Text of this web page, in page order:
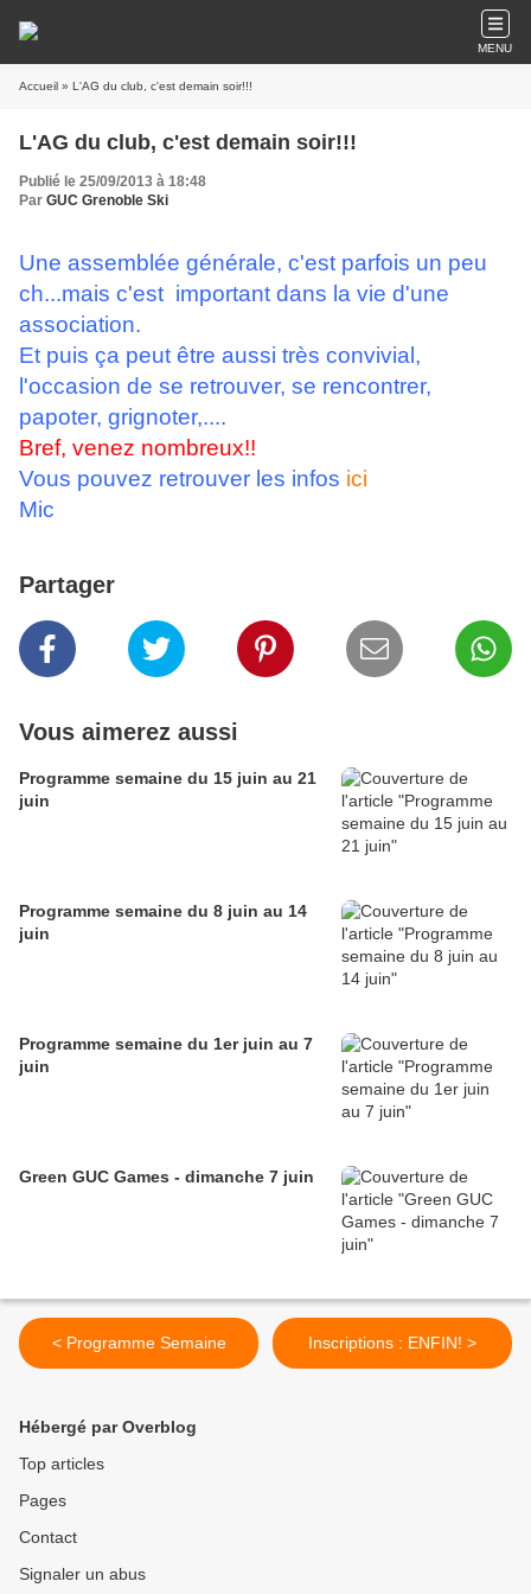
MENU
Accueil » L'AG du club, c'est demain soir!!!
L'AG du club, c'est demain soir!!!
Publié le 25/09/2013 à 18:48
Par GUC Grenoble Ski
Une assemblée générale, c'est parfois un peu
ch...mais c'est important dans la vie d'une
association.
Et puis ça peut être aussi très convivial,
l'occasion de se retrouver, se rencontrer,
papoter, grignoter,....
Bref, venez nombreux!!
Vous pouvez retrouver les infos ici
Mic
Partager
Vous aimerez aussi
Programme semaine du 15 juin au 21
juin
Programme semaine du 8 juin au 14
juin
Programme semaine du 1er juin au 7
juin
Green GUC Games - dimanche 7 juin
< Programme Semaine Inscriptions : ENFIN! >
Hébergé par Overblog
Top articles
Pages
Contact
Signaler un abus